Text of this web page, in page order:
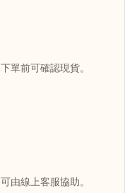
單前可確認現貨。
由線上客服協助。